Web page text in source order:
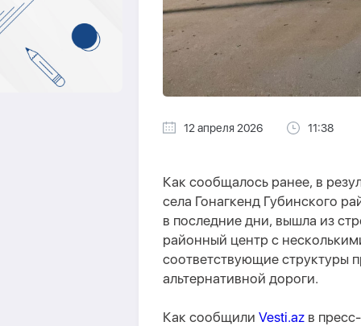
12 апреля 2026 11:38
Как сообщалось ранее, в
села Гонагкенд Губинского
в последние дни, вышла из
районный центр с
соответствующие структуры
альтернативной дороги.
Как сообщили Vesti.az в